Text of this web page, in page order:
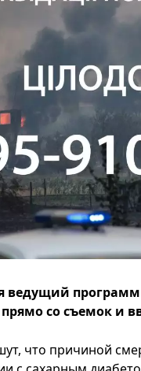
ведущий
со съемок и
что причиной